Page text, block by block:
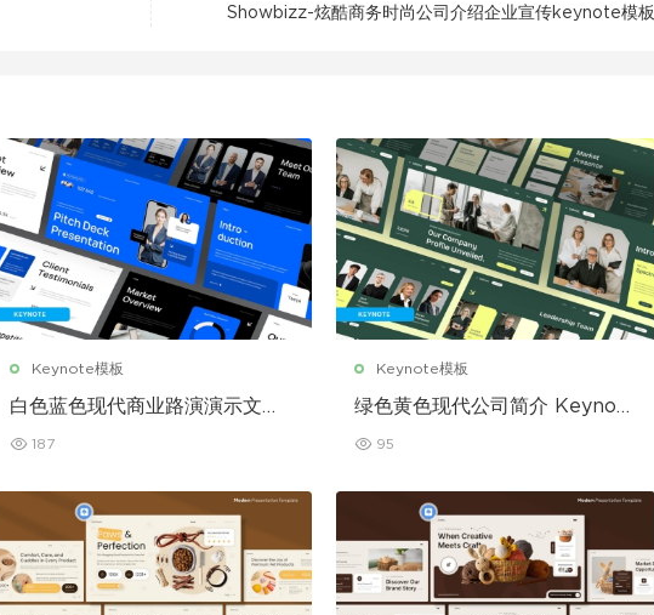
Showbizz-炫酷商务时尚公司介绍企业宣传keynote模板
Keynote模板
白色蓝色现代商业路演演示文稿
187
Keynote模板
绿色黄色现代公司简介 Keynote
95